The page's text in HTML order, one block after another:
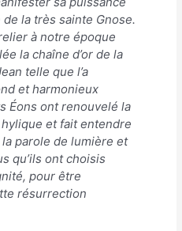
la très sainte Gnose.
à notre époque
la chaîne d’or de la
telle que l’a
et harmonieux
Éons ont renouvelé la
et fait entendre
parole de lumière et
qu’ils ont choisis
pour être
résurrection